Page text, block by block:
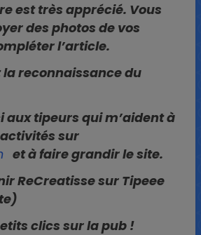
est très apprécié. Vous
des photos de vos
l’article.
la reconnaissance du
aux tipeurs qui m’aident à
sur
et à faire grandir le site.
ReCreatisse sur Tipeee
clics sur la pub !